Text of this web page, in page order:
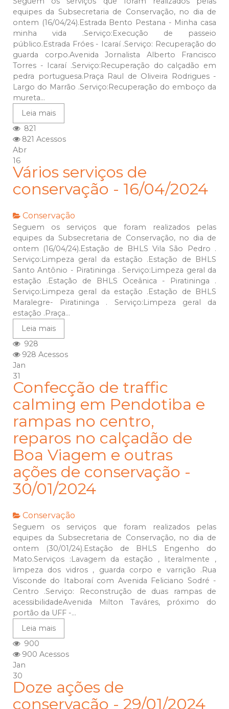
equipes da Subsecretaria de Conservação, no dia de
ontem (16/04/24).Estrada Bento Pestana - Minha casa
minha vida .Serviço:Execução de passeio
público.Estrada Fróes - Icaraí .Serviço: Recuperação do
guarda corpo.Avenida Jornalista Alberto Francisco
Torres - Icaraí .Serviço:Recuperação do calçadão em
pedra portuguesa.Praça Raul de Oliveira Rodrigues -
Largo do Marrão .Serviço:Recuperação do emboço da
mureta...
Leia mais
821
821 Acessos
Abr
16
Vários serviços de
conservação - 16/04/2024
Conservação
Seguem os serviços que foram realizados pelas
equipes da Subsecretaria de Conservação, no dia de
ontem (16/04/24).Estação de BHLS Vila São Pedro .
Serviço:Limpeza geral da estação .Estação de BHLS
Santo Antônio - Piratininga . Serviço:Limpeza geral da
estação .Estação de BHLS Oceânica - Piratininga .
Serviço:Limpeza geral da estação .Estação de BHLS
Maralegre- Piratininga . Serviço:Limpeza geral da
estação .Praça...
Leia mais
928
928 Acessos
Jan
31
Confecção de traffic
calming em Pendotiba e
rampas no centro,
reparos no calçadão de
Boa Viagem e outras
ações de conservação -
30/01/2024
Conservação
Seguem os serviços que foram realizados pelas
equipes da Subsecretaria de Conservação, no dia de
ontem (30/01/24).Estação de BHLS Engenho do
Mato.Serviços :Lavagem da estação , literalmente ,
limpeza dos vidros , guarda corpo e varrição .Rua
Visconde do Itaboraí com Avenida Feliciano Sodré -
Centro .Serviço: Reconstrução de duas rampas de
acessibilidadeAvenida Milton Taváres, próximo do
portão da UFF -...
Leia mais
900
900 Acessos
Jan
30
Doze ações de
conservação - 29/01/2024